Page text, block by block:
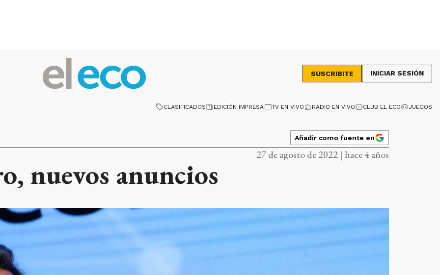
SUSCRIBITE INICIAR SESIÓN
CLASIFICADOS EDICIÓN IMPRESA TV EN VIVO RADIO EN VIVO CLUB EL ECO JUEGOS
Añadir como fuente en
27 de agosto de 2022 | hace 4 años
nuevos anuncios